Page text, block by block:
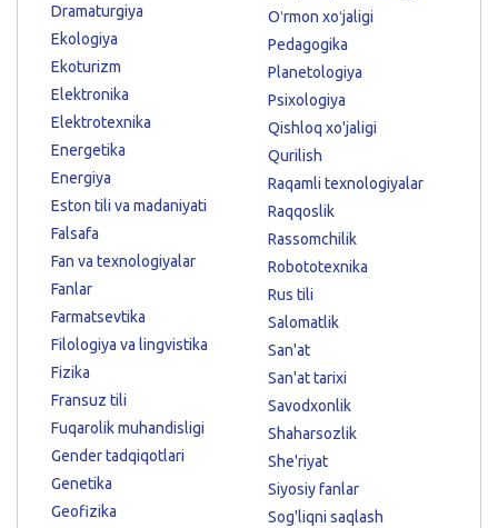
Dramaturgiya
Ekologiya
Ekoturizm
Elektronika
Elektrotexnika
Energetika
Energiya
Eston tili va madaniyati
Falsafa
Fan va texnologiyalar
Fanlar
Farmatsevtika
Filologiya va lingvistika
Fizika
Fransuz tili
Fuqarolik muhandisligi
Gender tadqiqotlari
Genetika
Geofizika
Oʻrmon xoʻjaligi
Pedagogika
Planetologiya
Psixologiya
Qishloq xo'jaligi
Qurilish
Raqamli texnologiyalar
Raqqoslik
Rassomchilik
Robototexnika
Rus tili
Salomatlik
San'at
San'at tarixi
Savodxonlik
Shaharsozlik
She'riyat
Siyosiy fanlar
Sog'liqni saqlash